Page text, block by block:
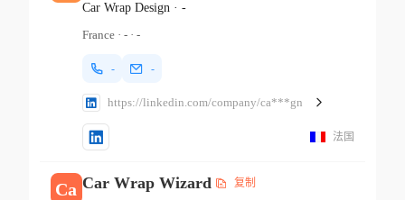
Car Wrap Design· -
France· -· -
- -
https://linkedin.com/company/ca***gn
法国
Ca Car Wrap Wizard 复制